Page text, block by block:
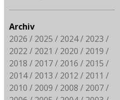
Archiv
2026
2025 2024
2023
2022
2021 2020
2019
2018
2017 2016
2015
2014
2013 2012
2011
2010
2009 2008
2007